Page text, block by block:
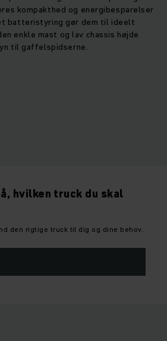
kompakthed og energibesparelser
batteristyring gør dem til ideelt
enkle mast og lav chassis højde
til gaffelspidserne.
hvilken truck du skal
den rigtige truck til dig og dine behov.